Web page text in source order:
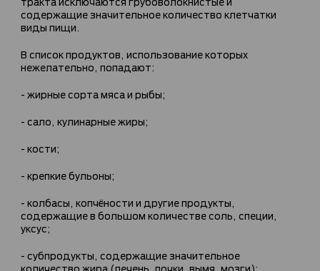
содержащие значительное количество клетчатки
виды пищи.
В список продуктов, использование которых
нежелательно, попадают:
- жирные сорта мяса и рыбы;
- сало, кулинарные жиры;
- кости;
- крепкие бульоны;
- колбасы, копчёности и другие продукты,
содержащие в большом количестве соль, специи,
уксус;
- субпродукты, содержащие значительное
количество жира (печень, почки, вымя, мозги);